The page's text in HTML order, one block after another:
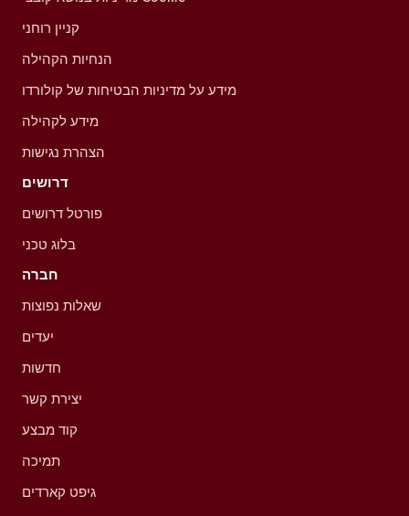
קניין רוחני
הנחיות הקהילה
מידע על מדיניות הבטיחות של קולורדו
מידע לקהילה
הצהרת נגישות
דרושים
פורטל דרושים
בלוג טכני
חברה
שאלות נפוצות
יעדים
חדשות
יצירת קשר
קוד מבצע
תמיכה
גיפט קארדים